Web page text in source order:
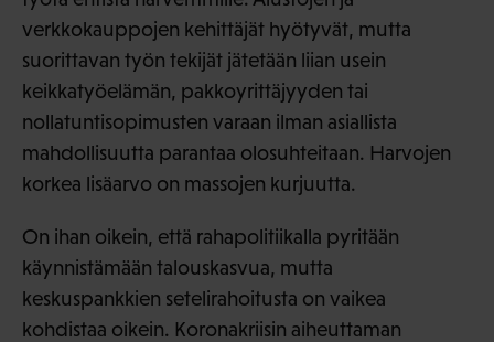
verkkokauppojen kehittäjät hyötyvät, mutta
suorittavan työn tekijät jätetään liian usein
keikkatyöelämän, pakkoyrittäjyyden tai
nollatuntisopimusten varaan ilman asiallista
mahdollisuutta parantaa olosuhteitaan. Harvojen
korkea lisäarvo on massojen kurjuutta.
On ihan oikein, että rahapolitiikalla pyritään
käynnistämään talouskasvua, mutta
keskuspankkien setelirahoitusta on vaikea
kohdistaa oikein. Koronakriisin aiheuttaman